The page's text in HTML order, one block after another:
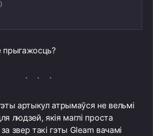
)
прыгажосць?
артыкул атрымаўся не вельмі
людзей, якія маглі проста
звер такі гэты Gleam вачамі